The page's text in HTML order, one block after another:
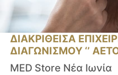
ΔΙΑΚΡΙΘΕΙΣΑ
ΔΙΑΓΩΝΙΣΜΟΥ ‘’
MED Store Νέα Ιωνία